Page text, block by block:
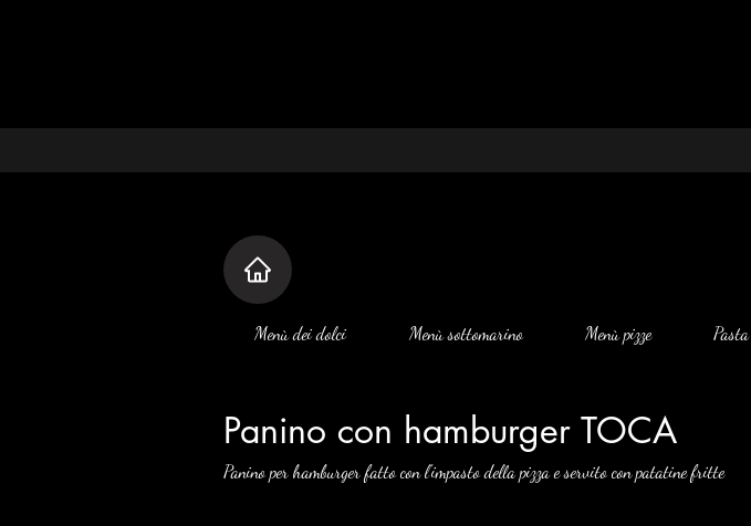
Menù dei dolci Menù sottomarino Menù pizze Pasta
Panino con hamburger TOCA
Panino per hamburger fatto con l'impasto della pizza e servito con patatine fritte